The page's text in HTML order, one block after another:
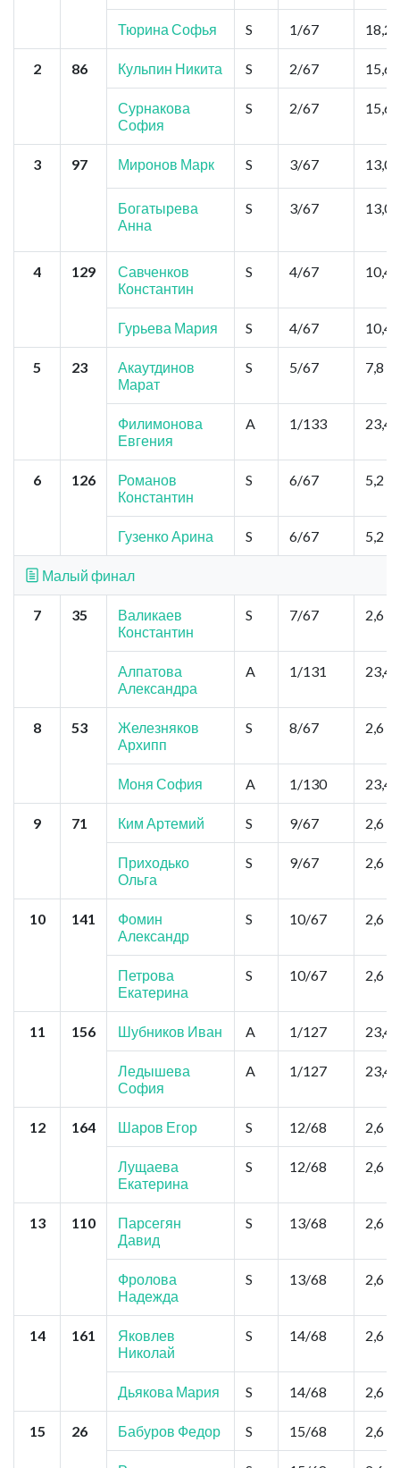
Тюрина Софья S 1/67 18,2
2 86 Кульпин Никита S 2/67 15,6
Сурнакова
София
S 2/67 15,6
3 97 Миронов Марк S 3/67 13,0
Богатырева
Анна
S 3/67 13,0
4 129
Савченков
Константин
S 4/67 10,4
Гурьева Мария S 4/67 10,4
5 23
Акаутдинов
Марат
S 5/67 7,8
Филимонова
Евгения
A 1/133 23,4
6 126
Романов
Константин
S 6/67 5,2
Гузенко Арина S 6/67 5,2
Малый финал
7 35
Валикаев
Константин
S 7/67 2,6
Алпатова
Александра
A 1/131 23,4
8 53
Железняков
Архипп
S 8/67 2,6
Моня София A 1/130 23,4
9 71 Ким Артемий S 9/67 2,6
Приходько
Ольга
S 9/67 2,6
10 141
Фомин
Александр
S 10/67 2,6
Петрова
Екатерина
S 10/67 2,6
11 156 Шубников Иван A 1/127 23,4
Ледышева
София
A 1/127 23,4
12 164 Шаров Егор S 12/68 2,6
Лущаева
Екатерина
S 12/68 2,6
13 110
Парсегян
Давид
S 13/68 2,6
Фролова
Надежда
S 13/68 2,6
14 161
Яковлев
Николай
S 14/68 2,6
Дьякова Мария S 14/68 2,6
15 26 Бабуров Федор S 15/68 2,6